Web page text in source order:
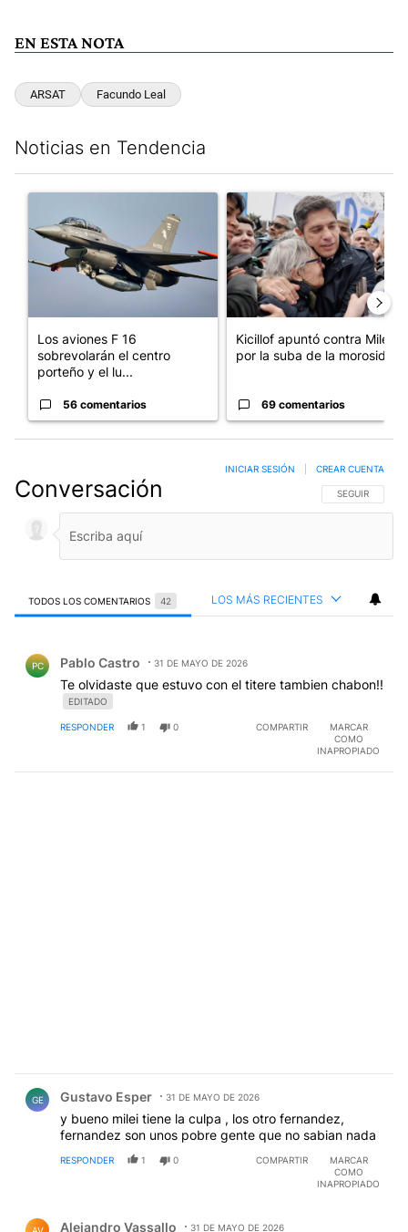
EN ESTA NOTA
ARSAT Facundo Leal
Noticias en Tendencia
Un artículo de tendencia con el título "Los aviones F 16
Los aviones F 16
sobrevolarán el centro
porteño y el lu...
56 comentarios
Un artículo de tendencia con
Kicillof apuntó contra Milei
por la suba de la morosida...
69 comentarios
Conversación SIGA ESTA
SEGUIR
INICIAR SESIÓN CREAR CUENTA
TODOS LOS COMENTARIOS 42 LOS MÁS RECIENTES
PC Pablo Castro 31 DE MAYO DE 2026
Te olvidaste que estuvo con el titere tambien chabon!!
EDITADO
RESPONDER 1 0 COMPARTIR
MARCAR
COMO
INAPROPIADO
GE Gustavo Esper 31 DE MAYO DE 2026
y bueno milei tiene la culpa , los otro fernandez,
fernandez son unos pobre gente que no sabian nada
RESPONDER 1 0 COMPARTIR
MARCAR
COMO
INAPROPIADO
Alejandro Vassallo 31 DE MAYO DE 2026